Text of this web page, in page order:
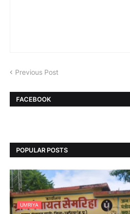
Previous Post
FACEBOOK
POPULAR POSTS
UMRIYA